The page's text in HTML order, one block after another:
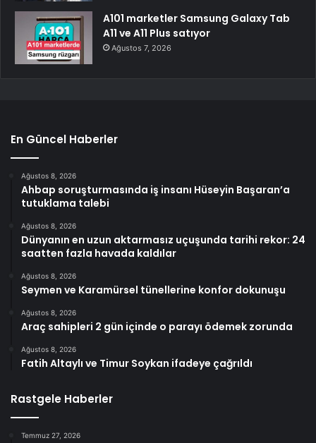
A101 marketler Samsung Galaxy Tab
A11 ve A11 Plus satıyor
Ağustos 7, 2026
En Güncel Haberler
Ağustos 8, 2026
Ahbap soruşturmasında iş insanı Hüseyin Başaran’a
tutuklama talebi
Ağustos 8, 2026
Dünyanın en uzun aktarmasız uçuşunda tarihi rekor: 24
saatten fazla havada kaldılar
Ağustos 8, 2026
Seymen ve Karamürsel tünellerine konfor dokunuşu
Ağustos 8, 2026
Araç sahipleri 2 gün içinde o parayı ödemek zorunda
Ağustos 8, 2026
Fatih Altaylı ve Timur Soykan ifadeye çağrıldı
Rastgele Haberler
Temmuz 27, 2026